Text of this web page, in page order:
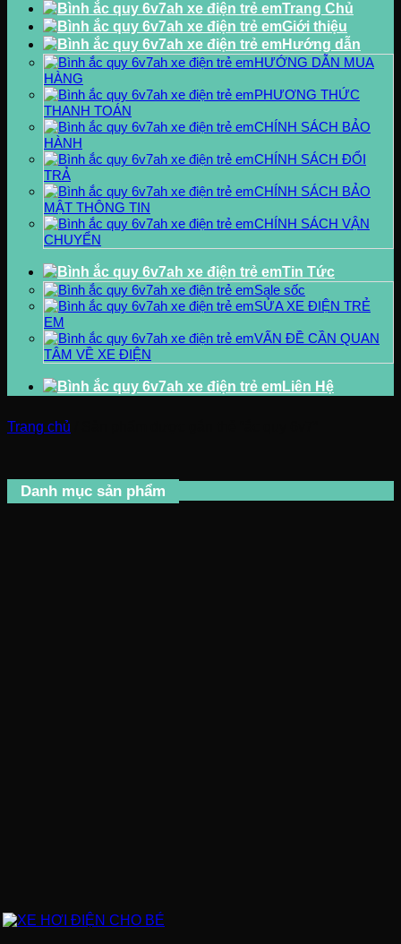
Trang Chủ
Giới thiệu
Hướng dẫn
HƯỚNG DẪN MUA
HÀNG
PHƯƠNG THỨC
THANH TOÁN
CHÍNH SÁCH BẢO
HÀNH
CHÍNH SÁCH ĐỔI
TRẢ
CHÍNH SÁCH BẢO
MẬT THÔNG TIN
CHÍNH SÁCH VẬN
CHUYỂN
Tin Tức
Sale sốc
SỬA XE ĐIỆN TRẺ
EM
VẤN ĐỀ CẦN QUAN
TÂM VỀ XE ĐIỆN
Liên Hệ
Trang chủ
Danh mục sản phẩm